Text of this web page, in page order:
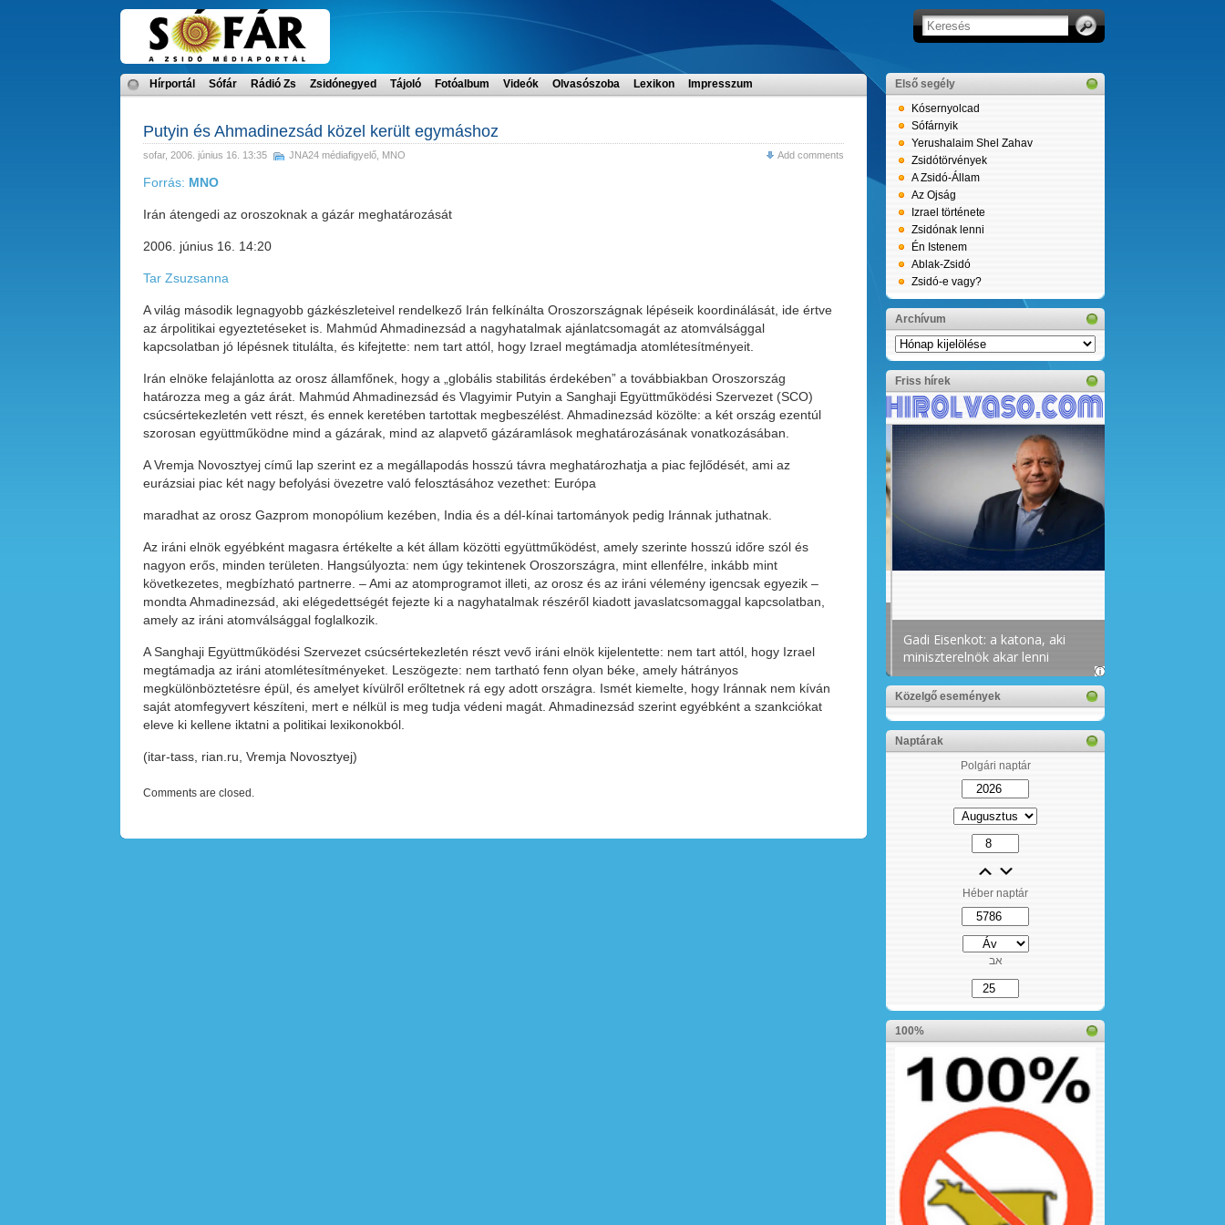
Hírportál Sófár Rádió Zs Zsidónegyed Tájoló Fotóalbum Videók Olvasószoba Lexikon Impresszum
Putyin és Ahmadinezsád közel került egymáshoz
sofar, 2006. június 16. 13:35 JNA24 médiafigyelő MNO Add comments
Forrás: MNO
Irán átengedi az oroszoknak a gázár meghatározását
2006. június 16. 14:20
Tar Zsuzsanna
A világ második legnagyobb gázkészleteivel rendelkező Irán felkínálta Oroszországnak lépéseik koordinálását, ide értve
az árpolitikai egyeztetéseket is. Mahmúd Ahmadinezsád a nagyhatalmak ajánlatcsomagát az atomválsággal
kapcsolatban jó lépésnek titulálta, és kifejtette: nem tart attól, hogy Izrael megtámadja atomlétesítményeit.
Irán elnöke felajánlotta az orosz államfőnek, hogy a „globális stabilitás érdekében” a továbbiakban Oroszország
határozza meg a gáz árát. Mahmúd Ahmadinezsád és Vlagyimir Putyin a Sanghaji Együttműködési Szervezet (SCO)
csúcsértekezletén vett részt, és ennek keretében tartottak megbeszélést. Ahmadinezsád közölte: a két ország ezentúl
szorosan együttműködne mind a gázárak, mind az alapvető gázáramlások meghatározásának vonatkozásában.
A Vremja Novosztyej című lap szerint ez a megállapodás hosszú távra meghatározhatja a piac fejlődését, ami az
eurázsiai piac két nagy befolyási övezetre való felosztásához vezethet: Európa
maradhat az orosz Gazprom monopólium kezében, India és a dél-kínai tartományok pedig Iránnak juthatnak.
Az iráni elnök egyébként magasra értékelte a két állam közötti együttműködést, amely szerinte hosszú időre szól és
nagyon erős, minden területen. Hangsúlyozta: nem úgy tekintenek Oroszországra, mint ellenfélre, inkább mint
következetes, megbízható partnerre. – Ami az atomprogramot illeti, az orosz és az iráni vélemény igencsak egyezik –
mondta Ahmadinezsád, aki elégedettségét fejezte ki a nagyhatalmak részéről kiadott javaslatcsomaggal kapcsolatban,
amely az iráni atomválsággal foglalkozik.
A Sanghaji Együttműködési Szervezet csúcsértekezletén részt vevő iráni elnök kijelentette: nem tart attól, hogy Izrael
megtámadja az iráni atomlétesítményeket. Leszögezte: nem tartható fenn olyan béke, amely hátrányos
megkülönböztetésre épül, és amelyet kívülről erőltetnek rá egy adott országra. Ismét kiemelte, hogy Iránnak nem kíván
saját atomfegyvert készíteni, mert e nélkül is meg tudja védeni magát. Ahmadinezsád szerint egyébként a szankciókat
eleve ki kellene iktatni a politikai lexikonokból.
(itar-tass, rian.ru, Vremja Novosztyej)
Comments are closed.
Első segély
Kósernyolcad
Sófárnyik
Yerushalaim Shel Zahav
Zsidótörvények
A Zsidó-Állam
Az Ojság
Izrael története
Zsidónak lenni
Én Istenem
Ablak-Zsidó
Zsidó-e vagy?
Archívum
Archívum
Friss hírek
Közelgő események
Naptárak
Polgári naptár
Héber naptár
אב
100%